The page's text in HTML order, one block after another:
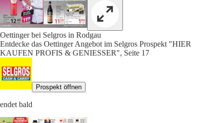
Oettinger bei Selgros in Rodgau
Entdecke das Oettinger Angebot im Selgros Prospekt "HIER
KAUFEN PROFIS & GENIESSER", Seite 17
Prospekt öffnen
endet bald